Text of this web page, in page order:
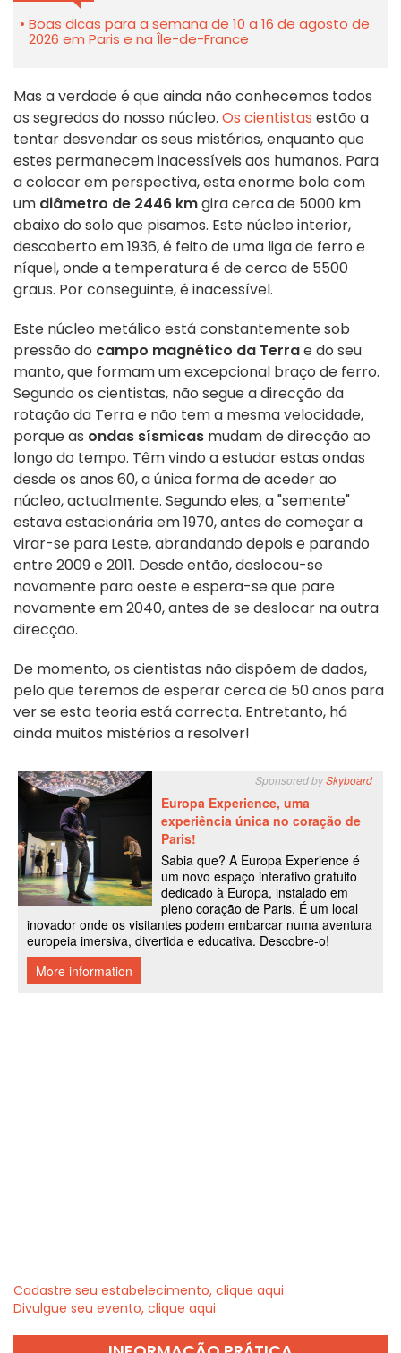
Boas dicas para a semana de 10 a 16 de agosto de
2026 em Paris e na Île-de-France
Mas a verdade é que ainda não conhecemos todos
os segredos do nosso núcleo. Os cientistas estão a
tentar desvendar os seus mistérios, enquanto que
estes permanecem inacessíveis aos humanos. Para
a colocar em perspectiva, esta enorme bola com
um diâmetro de 2446 kmgira cerca de 5000 km
abaixo do solo que pisamos. Este núcleo interior,
descoberto em 1936, é feito de uma liga de ferro e
níquel, onde a temperatura é de cerca de 5500
graus. Por conseguinte, é inacessível.
Este núcleo metálico está constantemente sob
pressão do campo magnético da Terrae do seu
manto, que formam um excepcional braço de ferro.
Segundo os cientistas, não segue a direcção da
rotação da Terra e não tem a mesma velocidade,
porque as ondas sísmicas mudam de direcção ao
longo do tempo. Têm vindo a estudar estas ondas
desde os anos 60, a única forma de aceder ao
núcleo, actualmente. Segundo eles,a "semente"
estava estacionária em 1970, antes de começar a
virar-se para Leste, abrandando depois e parando
entre 2009 e 2011. Desde então, deslocou-se
novamente para oeste e espera-se que pare
novamente em 2040, antes de se deslocar na outra
direcção.
De momento, os cientistas não dispõem de dados,
pelo que teremos de esperar cerca de 50 anos para
ver se esta teoria está correcta. Entretanto, há
ainda muitos mistérios a resolver!
Cadastre seu estabelecimento, clique aqui
Divulgue seu evento, clique aqui